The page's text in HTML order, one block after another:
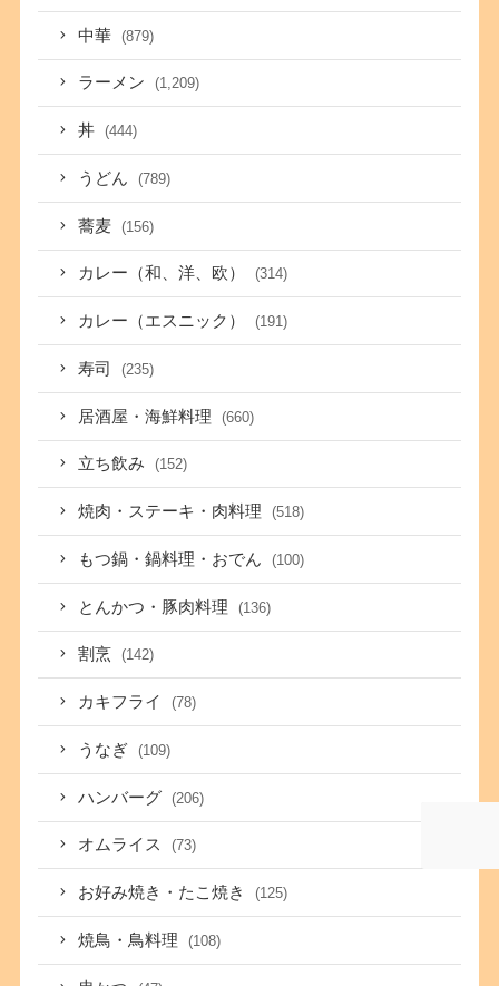
中華 (879)
ラーメン (1,209)
丼 (444)
うどん (789)
蕎麦 (156)
カレー（和、洋、欧） (314)
カレー（エスニック） (191)
寿司 (235)
居酒屋・海鮮料理 (660)
立ち飲み (152)
焼肉・ステーキ・肉料理 (518)
もつ鍋・鍋料理・おでん (100)
とんかつ・豚肉料理 (136)
割烹 (142)
カキフライ (78)
うなぎ (109)
ハンバーグ (206)
オムライス (73)
お好み焼き・たこ焼き (125)
焼鳥・鳥料理 (108)